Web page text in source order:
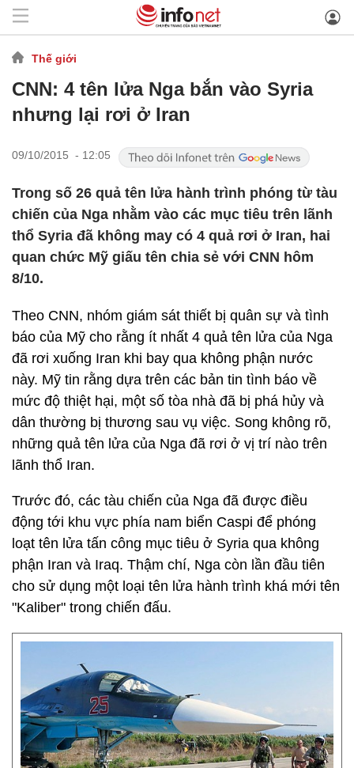
Thế giới
CNN: 4 tên lửa Nga bắn vào Syria
nhưng lại rơi ở Iran
09/10/2015 - 12:05
Trong số 26 quả tên lửa hành trình phóng từ tàu
chiến của Nga nhằm vào các mục tiêu trên lãnh
thổ Syria đã không may có 4 quả rơi ở Iran, hai
quan chức Mỹ giấu tên chia sẻ với CNN hôm
8/10.
Theo CNN, nhóm giám sát thiết bị quân sự và tình
báo của Mỹ cho rằng ít nhất 4 quả tên lửa của Nga
đã rơi xuống Iran khi bay qua không phận nước
này. Mỹ tin rằng dựa trên các bản tin tình báo về
mức độ thiệt hại, một số tòa nhà đã bị phá hủy và
dân thường bị thương sau vụ việc. Song không rõ,
những quả tên lửa của Nga đã rơi ở vị trí nào trên
lãnh thổ Iran.
Trước đó, các tàu chiến của Nga đã được điều
động tới khu vực phía nam biển Caspi để phóng
loạt tên lửa tấn công mục tiêu ở Syria qua không
phận Iran và Iraq. Thậm chí, Nga còn lần đầu tiên
cho sử dụng một loại tên lửa hành trình khá mới tên
"Kaliber" trong chiến đấu.